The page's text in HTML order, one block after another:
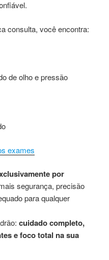
consulta, você encontra:
de olho e pressão
exames
por
segurança, precisão
para qualquer
cuidado completo,
e foco total na sua